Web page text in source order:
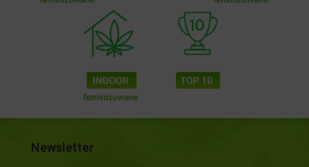
Newsletter